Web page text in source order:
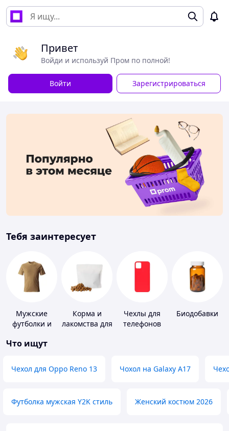
Привет
Войди и используй Пром по полной!
Войти Зарегистрироваться
Тебя заинтересует
Мужские
футболки и
Корма и
лакомства для
Чехлы для
телефонов
Биодобавки
Что ищут
Чехол для Oppo Reno 13 Чохол на Galaxy A17
Футболка мужская Y2K стиль Женский костюм 2026